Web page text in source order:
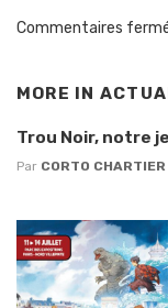
Commentaires
MORE IN
Trou Noir, notre
Par CORTO CHARTIER